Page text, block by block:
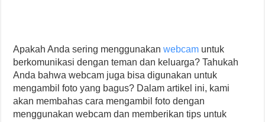
Apakah Anda sering menggunakanwebcam untuk
berkomunikasi dengan teman dan keluarga? Tahukah
Anda bahwa webcam juga bisa digunakan untuk
mengambil foto yang bagus? Dalam artikel ini, kami
akan membahas cara mengambil foto dengan
menggunakan webcam dan memberikan tips untuk